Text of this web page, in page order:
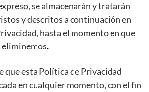
se almacenarán y tratarán
y descritos a continuación en
hasta el momento en que
eliminemos.
que esta Política de Privacidad
en cualquier momento, con el fin